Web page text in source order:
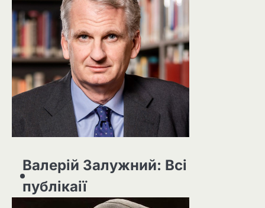
Валерій Залужний: Всі
публікаії